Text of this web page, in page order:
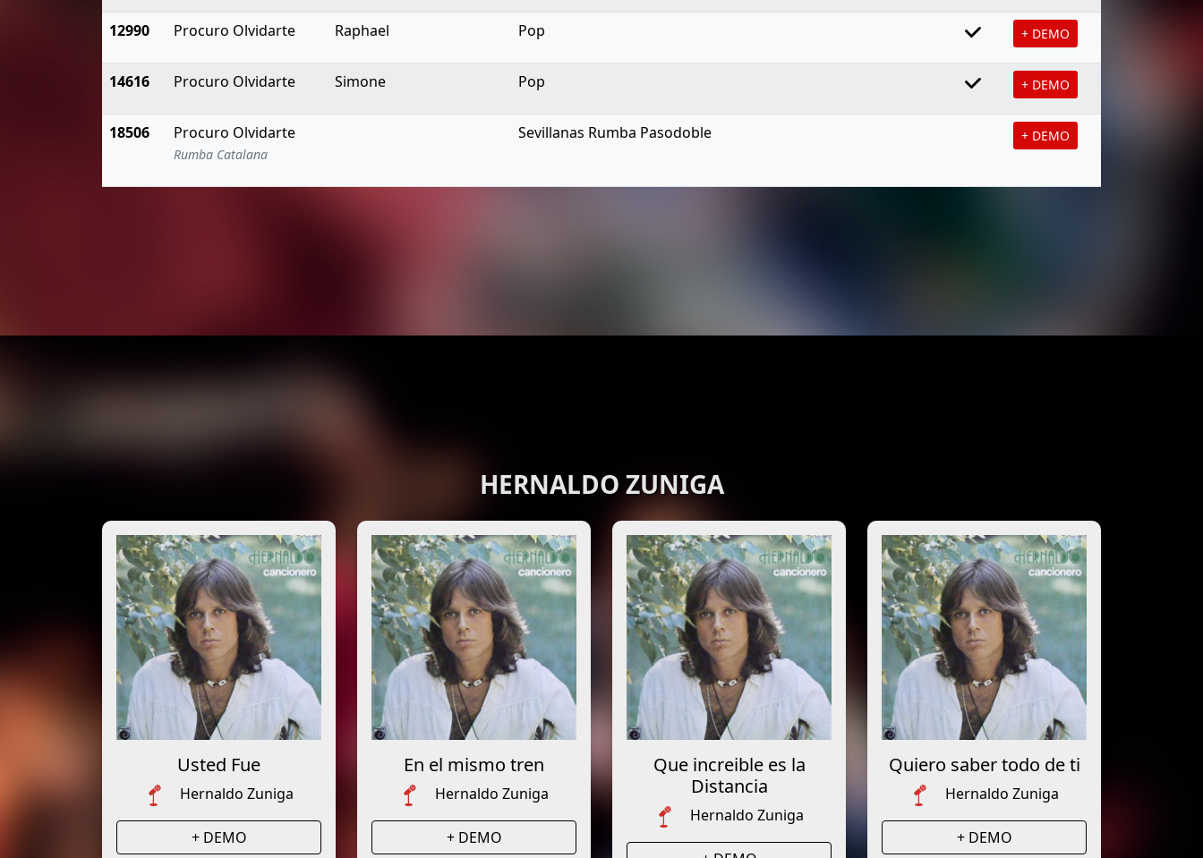
12990 Procuro Olvidarte Raphael Pop + DEMO
14616 Procuro Olvidarte Simone Pop + DEMO
18506 Procuro Olvidarte
Rumba Catalana
Sevillanas Rumba Pasodoble + DEMO
HERNALDO ZUNIGA
Usted Fue
Hernaldo Zuniga
+ DEMO
En el mismo tren
Hernaldo Zuniga
+ DEMO
Que increible es la
Distancia
Hernaldo Zuniga
Quiero saber todo de ti
Hernaldo Zuniga
+ DEMO